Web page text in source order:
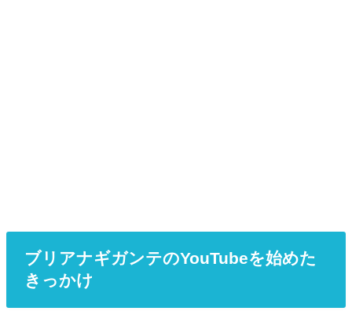
ブリアナギガンテのYouTubeを始めた
きっかけ